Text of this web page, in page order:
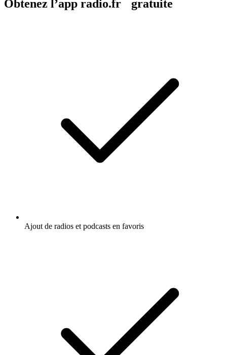
Obtenez l’app radio.fr gratuite
Ajout de radios et podcasts en favoris